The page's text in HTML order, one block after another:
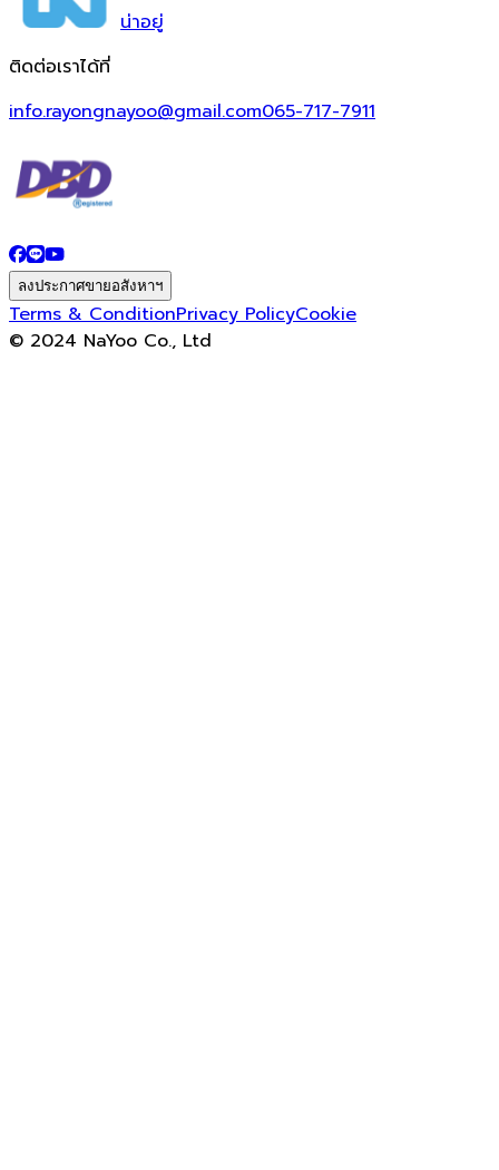
น่าอยู่
ติดต่อเราได้ที่
info.rayongnayoo@gmail.com065-717-7911
ลงประกาศขายอสังหาฯ
Terms & ConditionPrivacy PolicyCookie
© 2024 NaYoo Co., Ltd